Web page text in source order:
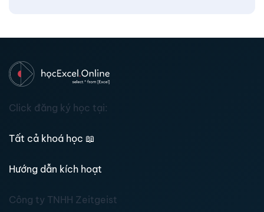
Click đăng ký học tại:
Tất cả khoá học 📖
Hướng dẫn kích hoạt
Công ty TNHH Zeitgeist